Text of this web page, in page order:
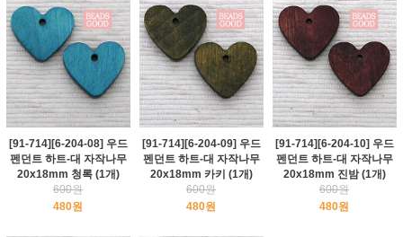
[91-714][6-204-08] 우드
펜던트 하트-대 자작나무
20x18mm 청록 (1개)
600원
480원
[91-714][6-204-09] 우드
펜던트 하트-대 자작나무
20x18mm 카키 (1개)
600원
480원
[91-714][6-204-10] 우드
펜던트 하트-대 자작나무
20x18mm 진밤 (1개)
600원
480원